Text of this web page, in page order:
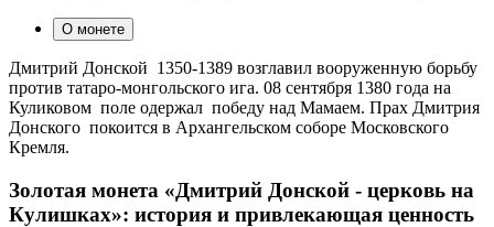
О монете
Дмитрий Донской 1350-1389 возглавил вооруженную борьбу
против татаро-монгольского ига. 08 сентября 1380 года на
Куликовом поле одержал победу над Мамаем. Прах Дмитрия
Донского покоится в Архангельском соборе Московского
Кремля.
Золотая монета «Дмитрий Донской - церковь на
Кулишках»: история и привлекающая ценность